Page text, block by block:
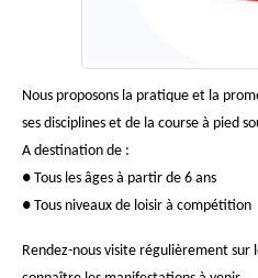
Nous proposons la pratique et la
ses disciplines et de la course à pied
A destination de :
● Tous les âges à partir de 6 ans
● Tous niveaux de loisir à compétition
Rendez-nous visite régulièrement sur